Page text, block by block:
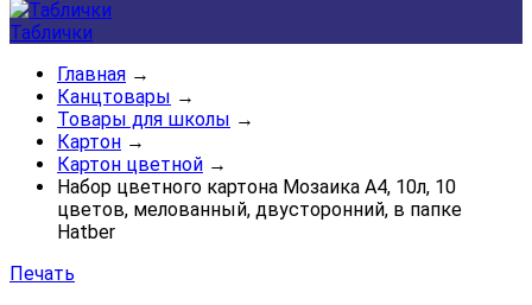
Таблички
Главная →
Канцтовары →
Товары для школы →
Картон →
Картон цветной →
Набор цветного картона Мозаика А4, 10л, 10
цветов, мелованный, двусторонний, в папке
Hatber
Печать